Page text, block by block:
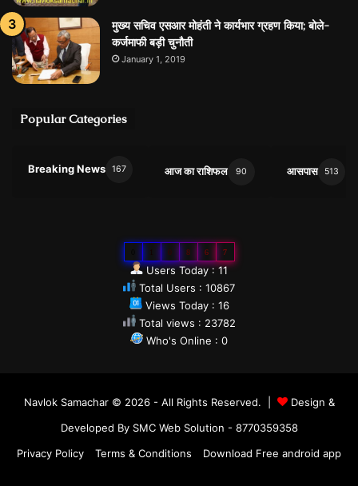
मुख्य सचिव एसआर मोहंती ने कार्यभार ग्रहण किया; बोले-
कर्जमाफी बड़ी चुनौती
January 1, 2019
Popular Categories
Breaking News 167 आज का राशिफल 90 आसपास 513
0 8 6 7
Users Today : 11
Total Users : 10867
Views Today : 16
Total views : 23782
Who's Online : 0
Navlok Samachar © 2026 - All Rights Reserved. |
Design &
Developed By SMC Web Solution - 8770359358
Privacy Policy
Terms & Conditions Download Free android app